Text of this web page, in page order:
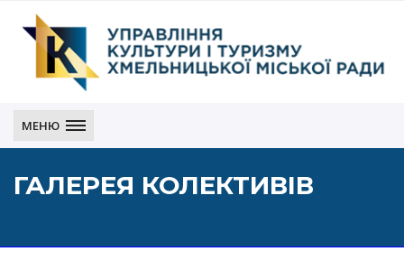
культури
і
Хмельницької
МЕНЮ
ГАЛЕРЕЯ КОЛЕКТИВІВ